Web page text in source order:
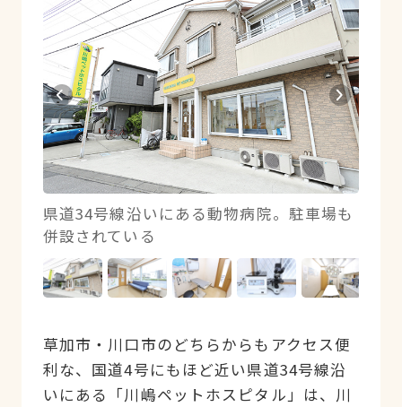
県道34号線沿いにある動物病院。駐車場も
併設されている
草加市・川口市のどちらからもアクセス便
利な、国道4号にもほど近い県道34号線沿
いにある「川嶋ペットホスピタル」は、川